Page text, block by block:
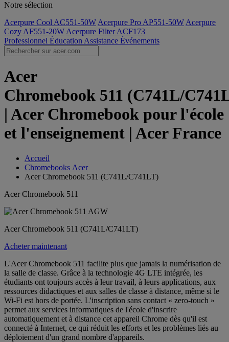
Notre sélection
Acerpure Cool AC551-50W Acerpure Pro AP551-50W Acerpure
Cozy AF551-20W Acerpure Filter ACF173
Professionnel Éducation Assistance Événements
Acer
Chromebook 511 (C741L/
| Acer Chromebook pour l'école
et l'enseignement | Acer France
Accueil
Chromebooks Acer
Acer Chromebook 511 (C741L/C741LT)
Acer Chromebook 511
Acer Chromebook 511 (C741L/C741LT)
Acheter maintenant
L'Acer Chromebook 511 facilite plus que jamais la numérisation de
la salle de classe. Grâce à la technologie 4G LTE intégrée, les
étudiants ont toujours accès à leur travail, à leurs applications, aux
ressources didactiques et aux salles de classe à distance, même si le
Wi-Fi est hors de portée. L'inscription sans contact « zero-touch »
permet aux services informatiques de l'école d'inscrire
automatiquement et à distance cet appareil Chrome dès qu'il est
connecté à Internet, ce qui réduit les efforts et les problèmes liés au
déploiement d'un grand nombre d'appareils.